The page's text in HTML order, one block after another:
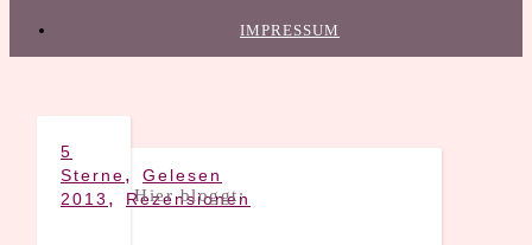
IMPRESSUM
5
Sterne, Gelesen
2013 , Rezensionen
Hier bloggt: